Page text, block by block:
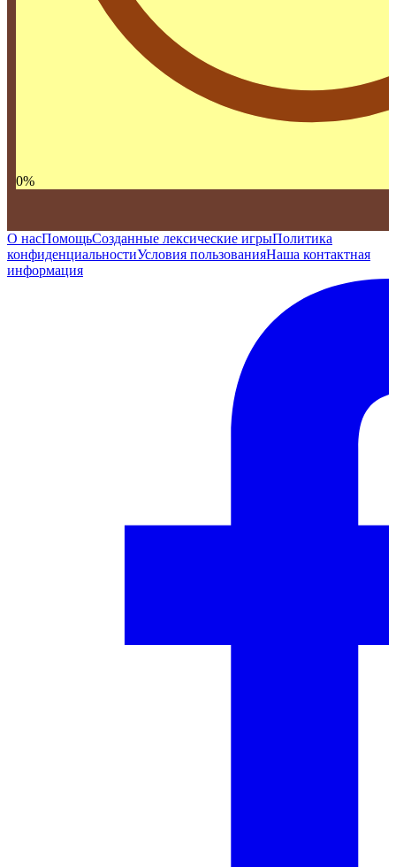
0%
О насПомощьСозданные лексические игрыПолитика
конфиденциальностиУсловия пользованияНаша контактная
информация